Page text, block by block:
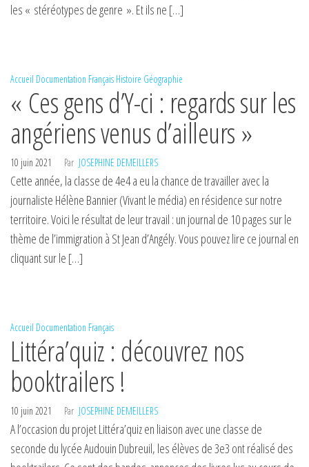
les « stéréotypes de genre ». Et ils ne […]
Accueil Documentation Français Histoire Géographie
« Ces gens d’Y-ci : regards sur les
angériens venus d’ailleurs »
10 juin 2021 Par JOSEPHINE DEMEILLERS
Cette année, la classe de 4e4 a eu la chance de travailler avec la
journaliste Hélène Bannier (Vivant le média) en résidence sur notre
territoire. Voici le résultat de leur travail : un journal de 10 pages sur le
thème de l’immigration à St Jean d’Angély. Vous pouvez lire ce journal en
cliquant sur le […]
Accueil Documentation Français
Littéra’quiz : découvrez nos
booktrailers !
10 juin 2021 Par JOSEPHINE DEMEILLERS
A l’occasion du projet Littéra’quiz en liaison avec une classe de
seconde du lycée Audouin Dubreuil, les élèves de 3e3 ont réalisé des